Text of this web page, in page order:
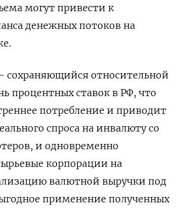
могут привести к
денежных потоков на
сохраняющийся относительной
процентных ставок в РФ, что
потребление и приводит
спроса на инвалюту со
и одновременно
корпорации на
валютной выручки под
применение полученных